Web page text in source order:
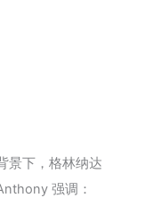
景下，格林纳达
强调：